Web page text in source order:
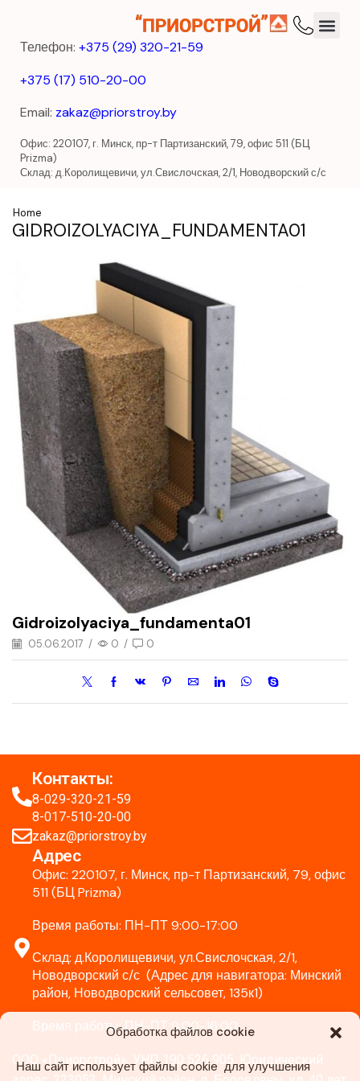
Обработка файлов cookie
Наш сайт использует файлы cookie для улучшения
Телефон: +375 (29) 320-21-59
+375 (17) 510-20-00
Email: zakaz@priorstroy.by
Офис: 220107, г. Минск, пр-т Партизанский, 79, офис 511 (БЦ
Prizma)
Склад: д.Королищевичи, ул.Свислочская, 2/1, Новодворский с/с
Home
GIDROIZOLYACIYA_FUNDAMENTA01
Gidroizolyaciya_fundamenta01
05.06.2017 / 0 / 0
Контакты:
8-029-320-21-59
8-017-510-20-00
zakaz@priorstroy.by
Адрес
Офис: 220107, г. Минск, пр-т Партизанский, 79, офис
511 (БЦ Prizma)
Время работы: ПН-ПТ 9:00-17:00
Склад: д.Королищевичи, ул.Свислочская, 2/1,
Новодворский с/с (Адрес для навигатора: Минский
район, Новодворский сельсовет, 135к1)
Время работы: ПН-ПТ 9:00-16:00
ООО «Приорстрой», УНП 190 526 905. Юридический